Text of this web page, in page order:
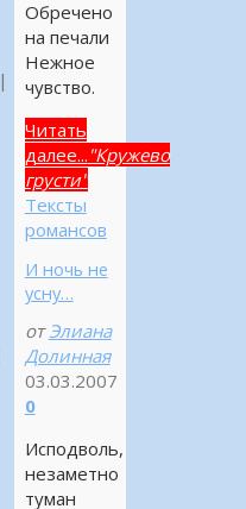
Обречено
на печали
Нежное
чувство.
Читать
далее... "Кружево
грусти"
Тексты
романсов
И ночь не
усну…
от Элиана
Долинная
03.03.2007
0
Исподволь,
незаметно
туман
|